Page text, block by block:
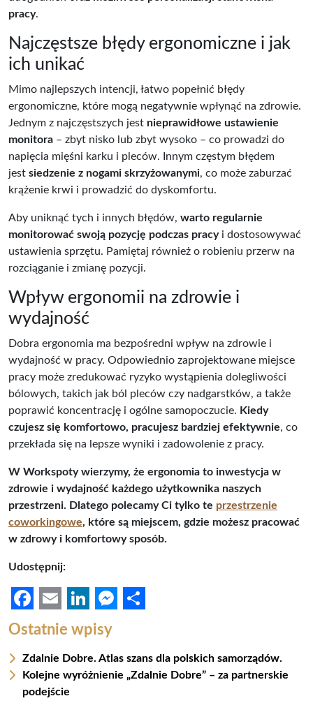
pracy.
Najczęstsze błędy ergonomiczne i jak
ich unikać
Mimo najlepszych intencji, łatwo popełnić błędy
ergonomiczne, które mogą negatywnie wpłynąć na zdrowie.
Jednym z najczęstszych jest nieprawidłowe ustawienie
monitora – zbyt nisko lub zbyt wysoko – co prowadzi do
napięcia mięśni karku i pleców. Innym częstym błędem
jest siedzenie z nogami skrzyżowanymi, co może zaburzać
krążenie krwi i prowadzić do dyskomfortu.
Aby uniknąć tych i innych błędów, warto regularnie
monitorować swoją pozycję podczas pracyi dostosowywać
ustawienia sprzętu. Pamiętaj również o robieniu przerw na
rozciąganie i zmianę pozycji.
Wpływ ergonomii na zdrowie i
wydajność
Dobra ergonomia ma bezpośredni wpływ na zdrowie i
wydajność w pracy. Odpowiednio zaprojektowane miejsce
pracy może zredukować ryzyko wystąpienia dolegliwości
bólowych, takich jak ból pleców czy nadgarstków, a także
poprawić koncentrację i ogólne samopoczucie. Kiedy
czujesz się komfortowo, pracujesz bardziej efektywnie, co
przekłada się na lepsze wyniki i zadowolenie z pracy.
W Workspoty wierzymy, że ergonomia to inwestycja w
zdrowie i wydajność każdego użytkownika naszych
przestrzeni. Dlatego polecamy Ci tylko te przestrzenie
coworkingowe, które są miejscem, gdzie możesz pracować
w zdrowy i komfortowy sposób.
Udostępnij:
F
c
E
a
i
L
n
k
M
e
s
a
r
Ostatnie wpisy
Zdalnie Dobre. Atlas szans dla polskich samorządów.
Kolejne wyróżnienie „Zdalnie Dobre” – za partnerskie
podejście